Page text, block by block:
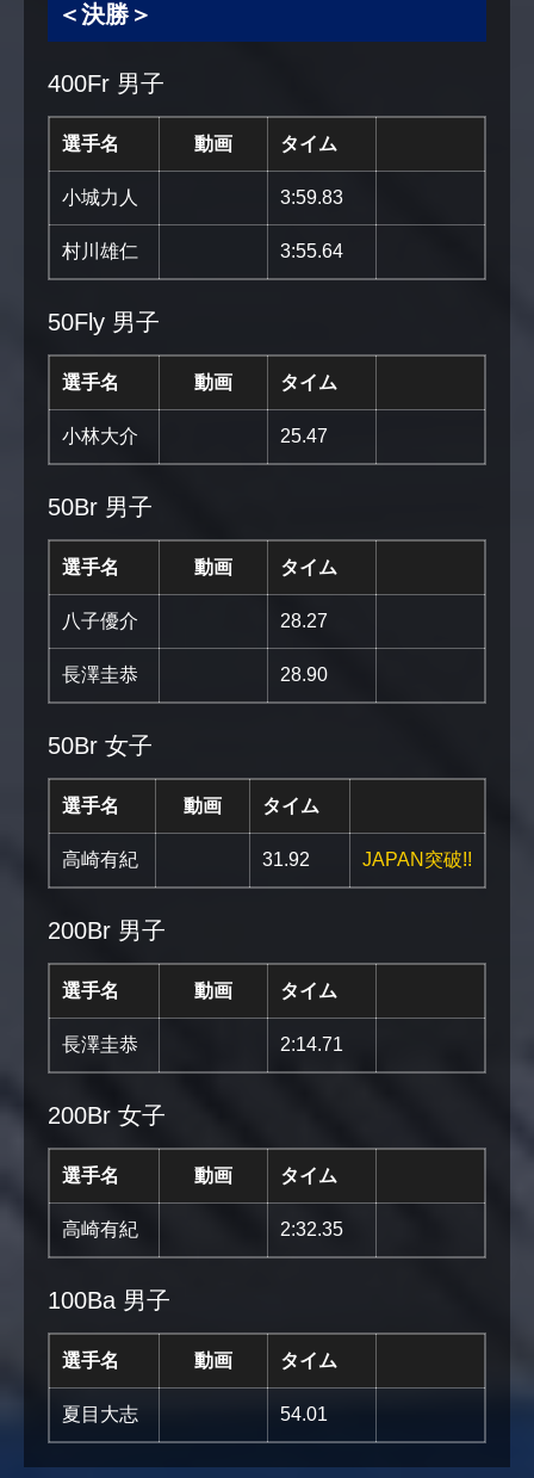
＜決勝＞
400Fr 男子
選手名 動画 タイム
小城力人 3:59.83
村川雄仁 3:55.64
50Fly 男子
選手名 動画 タイム
小林大介 25.47
50Br 男子
選手名 動画 タイム
八子優介 28.27
長澤圭恭 28.90
50Br 女子
選手名 動画 タイム
高崎有紀 31.92 JAPAN突破!!
200Br 男子
選手名 動画 タイム
長澤圭恭 2:14.71
200Br 女子
選手名 動画 タイム
高崎有紀 2:32.35
100Ba 男子
選手名 動画 タイム
夏目大志 54.01